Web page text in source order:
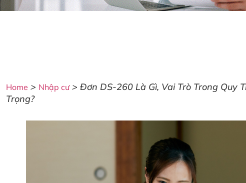
Home > Nhập cư> Đơn DS-260 Là Gì, Vai Trò Trong Quy
Trọng?